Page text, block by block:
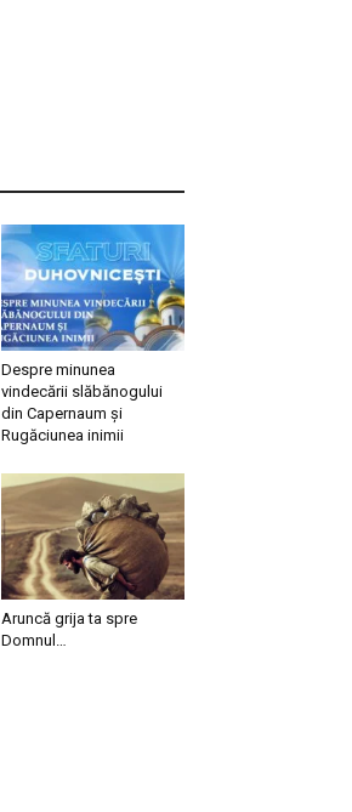
Despre minunea
vindecării slăbănogului
din Capernaum și
Rugăciunea inimii
Aruncă grija ta spre
Domnul…